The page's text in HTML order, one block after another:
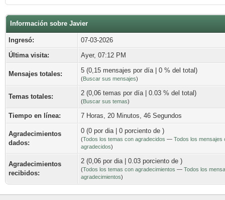
Información sobre Javier
Ingresó:
07-03-2026
Última visita:
Ayer, 07:12 PM
Mensajes totales: 5 (0,15 mensajes por día | 0 % del total)
(Buscar sus mensajes)
Temas totales: 2 (0,06 temas por día | 0.03 % del total)
(Buscar sus temas)
Tiempo en línea: 7 Horas, 20 Minutos, 46 Segundos
Agradecimientos
dados:
0 (0 por dia | 0 porciento de )
(Todos los temas con agradecidos — Todos los mensajes
agradecidos)
Agradecimientos
recibidos:
2 (0,06 por dia | 0.03 porciento de )
(Todos los temas con agradecimientos — Todos los
agradecimientos)